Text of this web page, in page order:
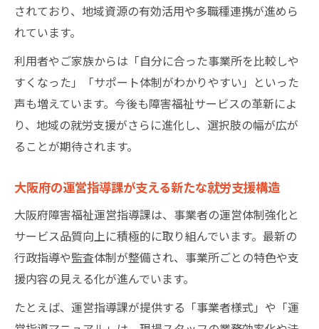
されており、地域資源の有効活用や多職種連携が進めら
れています。
利用者やご家族からは「自分に合った事業所を比較しや
すくなった」「サポート体制がわかりやすい」といった
声も増えています。今後も障害福祉サービスの革新によ
り、地域の就労支援がさらに進化し、選択肢の幅が広が
ることが期待されます。
大阪府の運営指導課が支える新たな就労支援構造
大阪府障害福祉運営指導課は、事業者の運営体制強化と
サービス品質向上に積極的に取り組んでいます。最新の
行政指導や監査体制が整備され、事業所ごとの特色や支
援内容の見える化が進んでいます。
たとえば、運営指導課が提供する「事業者様式」や「運